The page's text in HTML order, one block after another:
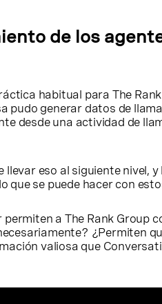
de los
habitual para The
pudo generar datos de
desde una actividad de
eso al siguiente nivel,
que se puede hacer con
a The Rank Group
¿Permiten
valiosa que